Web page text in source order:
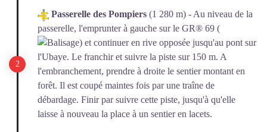
Passerelle des Pompiers (1 280 m) - Au niveau de la
passerelle, l'emprunter à gauche sur le GR® 69 (
) et continuer en rive opposée jusqu'au pont sur
l'Ubaye. Le franchir et suivre la piste sur 150 m. A
l'embranchement, prendre à droite le sentier montant en
forêt. Il est coupé maintes fois par une traîne de
débardage. Finir par suivre cette piste, jusqu'à qu'elle
laisse à nouveau la place à un sentier en lacets.